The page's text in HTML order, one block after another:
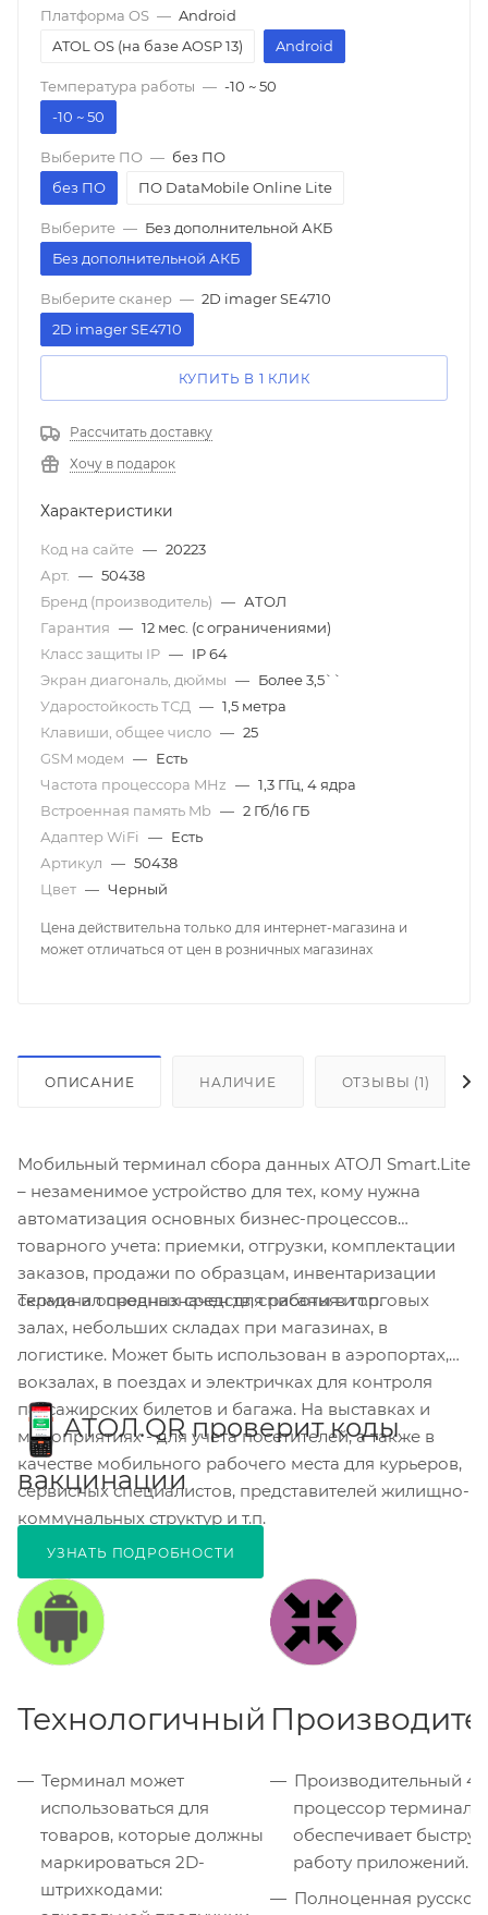
Платформа OS — Android
ATOL OS (на базе AOSP 13)
Android
Температура работы — -10 ~ 50
-10 ~ 50
Выберите ПО — без ПО
без ПО
ПО DataMobile Online Lite
Выберите — Без дополнительной АКБ
Без дополнительной АКБ
Выберите сканер — 2D imager SE4710
2D imager SE4710
КУПИТЬ В 1 КЛИК
Рассчитать доставку
Хочу в подарок
Характеристики
Код на сайте — 20223
Арт. — 50438
Бренд (производитель) — АТОЛ
Гарантия — 12 мес. (с ограничениями)
Класс защиты IP — IP 64
Экран диагональ, дюймы — Более 3,5``
Ударостойкость ТСД — 1,5 метра
Клавиши, общее число — 25
GSM модем — Есть
Частота процессора MHz — 1,3 ГГц, 4 ядра
Встроенная память Mb — 2 Гб/16 ГБ
Адаптер WiFi
— Есть
Артикул — 50438
Цвет — Черный
Цена действительна только для интернет-магазина и
может отличаться от цен в розничных магазинах
ОПИСАНИЕ НАЛИЧИЕ ОТЗЫВЫ (1)
Мобильный терминал сбора данных АТОЛ Smart.Lite
– незаменимое устройство для тех, кому нужна
автоматизация основных бизнес-процессов
товарного учета: приемки, отгрузки, комплектации
заказов, продажи по образцам, инвентаризации
склада и основных средств, списания и т.п.
Терминал предназначен для работы в торговых
залах, небольших складах при магазинах, в
логистике. Может быть использован в аэропортах,
вокзалах, в поездах и электричках для контроля
пассажирских билетов и багажа. На выставках и
мероприятиях - для учета посетителей, а также в
качестве мобильного рабочего места для курьеров,
сервисных специалистов, представителей жилищно-
коммунальных структур и т.п.
АТОЛ.QR проверит коды
вакцинации
УЗНАТЬ ПОДРОБНОСТИ
Технологичный
Терминал может
использоваться для
товаров, которые должны
маркироваться 2D-
штрихкодами:
Производительный
процессор терминала
обеспечивает
работу приложений.
Полноценная